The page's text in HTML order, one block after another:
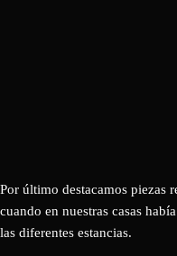
Por último destacamos piezas
cuando en nuestras casas
las diferentes estancias.